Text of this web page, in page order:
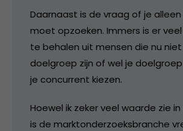
Daarnaast is de vraag of je
moet opzoeken. Immers is er
te behalen uit mensen die nu niet
doelgroep zijn of wel je
je concurrent kiezen.
Hoewel ik zeker veel waarde zie
is de marktonderzoeksbranche